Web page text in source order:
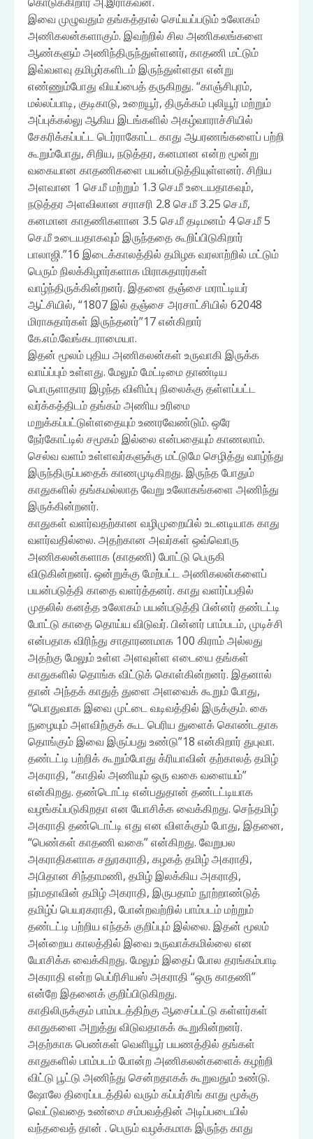
இவை முழுவதும் தங்கத்தால் செய்யப்படும் உலோகம்
அணிகலன்களாகும். இவற்றில் சில அணிகலங்களை
ஆண்களும் அணிந்திருந்துள்ளனர், காதணி மட்டும்
இவ்வளவு தமிழர்களிடம் இருந்துள்ளதா என்று
எண்ணும்போது வியப்பைத் தருகிறது. “காஞ்சிபுரம்,
மல்லப்பாடி, குடிகாடு, உறையூர், திருக்கம் புலியூர் மற்றும்
அப்புக்கல்லு ஆகிய இடங்களில் அகழ்வாராச்சியில்
சேகரிக்கப்பட்ட டெர்ராகோட்ட காது ஆபரணங்களைப் பற்றி
கூறும்போது, சிறிய, நடுத்தர, கனமான என்ற மூன்று
வகையான காதணிகளை பயன்படுத்தியுள்ளனர். சிறிய
அளவான 1 செ.மீ மற்றும் 1.3 செ.மீ உடையதாகவும்,
நடுத்தர அளவிலான சராசரி 2.8 செ.மீ 3.25 செ.மீ,
கனமான காதணிகளான 3.5 செ.மீ தடிமனம் 4 செ.மீ 5
செ.மீ உடையதாகவும் இருந்ததை கூறிப்பிடுகிறார்
பாலாஜி.”16 இடைக்காலத்தில் தமிழக வரலாற்றில் மட்டும்
பெரும் நிலக்கிழார்களாக மிராசுதாரர்கள்
வாழ்ந்திருக்கின்றனர். இதனை தஞ்சை மராட்டியர்
ஆட்சியில், “1807 இல் தஞ்சை அரசாட்சியில் 62048
மிராசுதார்கள் இருந்தனர்”17 என்கிறார்
கே.எம்.வேங்கடராமையா.
இதன் மூலம் புதிய அணிகலன்கள் உருவாகி இருக்க
வாய்ப்பும் உள்ளது. மேலும் மேட்டிமை தாண்டிய
பொருளாதார இழந்த விளிம்பு நிலைக்கு தள்ளப்பட்ட
வர்க்கத்திடம் தங்கம் அணிய உரிமை
மறுக்கப்பட்டுள்ளதையும் உணரவேண்டும். ஒரே
நேர்கோட்டில் சமூகம் இல்லை என்பதையும் காணலாம்.
செல்வ வளம் உள்ளவர்களுக்கு மட்டுமே செழித்து வாழ்ந்து
இருந்திருப்பதைக் காணமுடிகிறது. இருந்த போதும்
காதுகளில் தங்கமல்லாத வேறு உலோகங்களை அணிந்து
இருக்கின்றனர்.
காதுகள் வளர்வதற்கான வழிமுறையில் உடனடியாக காது
வளர்வதில்லை. அதற்கான அவர்கள் ஒவ்வொரு
அணிகலன்களாக (காதணி) போட்டு பெருகி
விடுகின்றனர். ஒன்றுக்கு மேற்பட்ட அணிகலன்களைப்
பயன்படுத்தி காதை வளர்த்தனர். காது வளர்ப்பதில்
முதலில் கனத்த உலோகம் பயன்படுத்தி பின்னர் தண்டட்டி
போட்டு காதை தொய்ய விடுவர். பின்னர் பாம்படம், முடிச்சி
என்பதாக விரிந்து சாதாரணமாக 100 கிராம் அல்லது
அதற்கு மேலும் உள்ள அளவுள்ள எடையை தங்கள்
காதுகளில் தொங்க விட்டுக் கொள்கின்றனர். இதனால்
தான் அந்தக் காதுத் துளை அளவைக் கூறும் போது,
“பொதுவாக இவை முட்டை வடிவத்தில் இருக்கும். கை
நுழையும் அளவிற்குக் கூட பெரிய துளைக் கொண்டதாக
தொங்கும் இவை இருப்பது உண்டு”18 என்கிறார் துபுவா.
தண்டட்டி பற்றிக் கூறும்போது க்ரியாவின் தற்காலத் தமிழ்
அகராதி, “காதில் அணியும் ஒரு வகை வளையம்”
என்கிறது. தண்டொட்டி என்பதுதான் தண்டட்டியாக
வழங்கப்படுகிறதா என யோசிக்க வைக்கிறது. செந்தமிழ்
அகராதி தண்டொட்டி எது என விளக்கும் போது, இதனை,
“பெண்கள் காதணி வகை” என்கிறது. வேறுபல
அகராதிகளாக சதுரகராதி, கழகத் தமிழ் அகராதி,
அபிதான சிந்தாமணி, தமிழ் இலக்கிய அகராதி,
நர்மதாவின் தமிழ் அகராதி, இருபதாம் நூற்றாண்டுத்
தமிழ்ப் பெயரகராதி, போன்றவற்றில் பாம்படம் மற்றும்
தண்டட்டி பற்றிய எந்தக் குறிப்பும் இல்லை. இதன் மூலம்
அன்றைய காலத்தில் இவை உருவாக்கமில்லை என
யோசிக்க வைக்கிறது. மேலும் இதைப் போல தரங்கம்பாடி
அகராதி என்ற பெப்ரிசியஸ் அகராதி “ஒரு காதணி”
என்றே இதனைக் குறிப்பிடுகிறது.
காதிலிருக்கும் பாம்படத்திற்கு ஆசைப்பட்டு கள்ளர்கள்
காதுகளை அறுத்து விடுவதாகக் கூறுகின்றனர்.
அதற்காக பெண்கள் வெளியூர் பயணத்தில் தங்கள்
காதுகளில் பாம்படம் போன்ற அணிகலன்களைக் கழற்றி
விட்டு பூட்டு அணிந்து சென்றதாகக் கூறுவதும் உண்டு.
ஷோலே திரைப்படத்தில் வரும் கப்பர்சிங் காது மூக்கு
வெட்டுவதை உண்மை சம்பவத்தின் அடிப்படையில்
வந்தவைத் தான் . பெரும் வழக்கமாக இருந்த காது